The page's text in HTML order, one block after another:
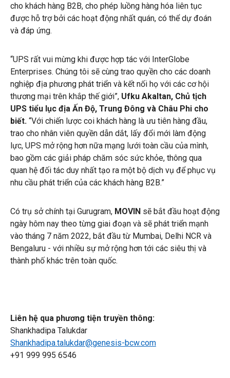
cho khách hàng B2B, cho phép luồng hàng hóa liên tục
được hỗ trợ bởi các hoạt động nhất quán, có thể dự đoán
và đáp ứng.
“UPS rất vui mừng khi được hợp tác với InterGlobe
Enterprises. Chúng tôi sẽ cùng trao quyền cho các doanh
nghiệp địa phương phát triển và kết nối họ với các cơ hội
thương mại trên khắp thế giới”, Ufku Akaltan, Chủ tịch
UPS tiểu lục địa Ấn Độ, Trung Đông và Châu Phi cho
biết. “Với chiến lược coi khách hàng là ưu tiên hàng đầu,
trao cho nhân viên quyền dẫn dắt, lấy đổi mới làm động
lực, UPS mở rộng hơn nữa mạng lưới toàn cầu của mình,
bao gồm các giải pháp chăm sóc sức khỏe, thông qua
quan hệ đối tác duy nhất tạo ra một bộ dịch vụ để phục vụ
nhu cầu phát triển của các khách hàng B2B.”
Có trụ sở chính tại Gurugram, MOVIN sẽ bắt đầu hoạt động
ngày hôm nay theo từng giai đoạn và sẽ phát triển mạnh
vào tháng 7 năm 2022, bắt đầu từ Mumbai, Delhi NCR và
Bengaluru - với nhiều sự mở rộng hơn tới các siêu thị và
thành phố khác trên toàn quốc.
Liên hệ qua phương tiện truyền thông:
Shankhadipa Talukdar
Shankhadipa.talukdar@genesis-bcw.com
+91 999 995 6546